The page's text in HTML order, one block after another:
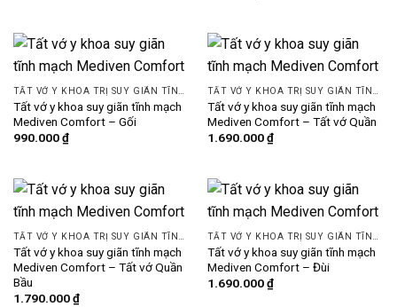
Tất vớ y khoa suy giãn tĩnh mạch
Mediven Comfort – Gối
990.000₫
Tất vớ y khoa suy giãn tĩnh mạch
Mediven Comfort – Tất vớ Quần
1.690.000₫
TẤT VỚ Y KHOA TRỊ SUY GIÃN TĨNH MẠCH
Tất vớ y khoa suy giãn tĩnh mạch
Mediven Comfort – Tất vớ Quần
Bầu
1.790.000₫
TẤT VỚ Y KHOA TRỊ SUY GIÃN TĨNH MẠCH
Tất vớ y khoa suy giãn tĩnh mạch
Mediven Comfort – Đùi
1.690.000₫